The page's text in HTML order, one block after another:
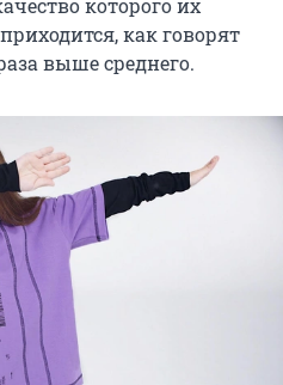
которого их
как говорят
выше среднего.